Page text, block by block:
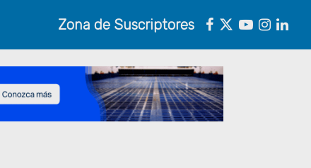
Zona de Suscriptores